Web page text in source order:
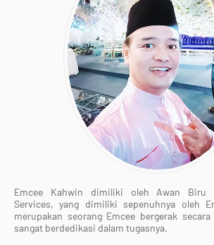
Emcee Kahwin dimiliki oleh Awan Biru
Services, yang dimiliki sepenuhnya oleh
merupakan seorang Emcee bergerak
sangat berdedikasi dalam tugasnya.